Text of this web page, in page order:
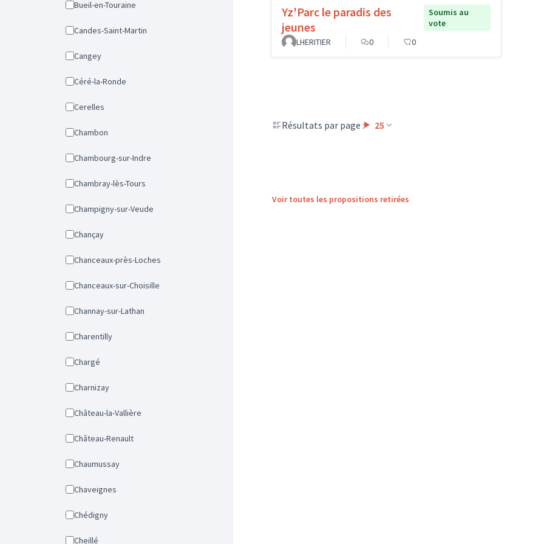
Bueil-en-Touraine
Candes-Saint-Martin
Cangey
Céré-la-Ronde
Cerelles
Chambon
Chambourg-sur-Indre
Chambray-lès-Tours
Champigny-sur-Veude
Chançay
Chanceaux-près-Loches
Chanceaux-sur-Choisille
Channay-sur-Lathan
Charentilly
Chargé
Charnizay
Château-la-Vallière
Château-Renault
Chaumussay
Chaveignes
Chédigny
Cheillé
Yz'Parc le paradis des
jeunes
Soumis au
vote
LHERITIER
0 0
Résultats par page : 25
Voir toutes les propositions retirées